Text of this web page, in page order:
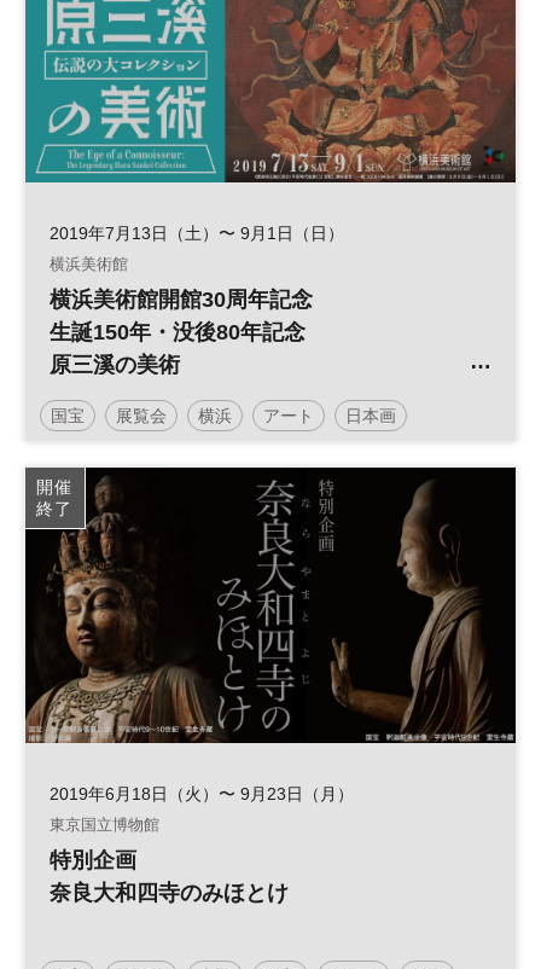
2019年7月13日（土）〜 9月1日（日）
横浜美術館
横浜美術館開館30周年記念
生誕150年・没後80年記念
原三溪の美術
伝説の大コレクション
国宝 展覧会 横浜 アート 日本画
横浜美術館 重要文化財 茶道具
土日祝開催
開催
終了
2019年6月18日（火）〜 9月23日（月）
東京国立博物館
特別企画
奈良大和四寺のみほとけ